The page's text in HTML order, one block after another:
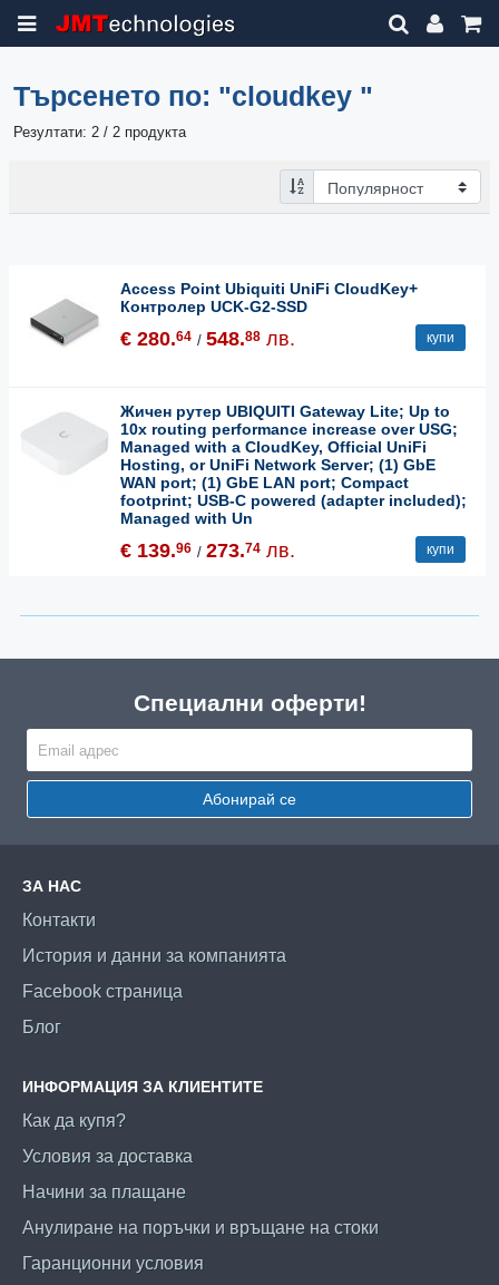
Търсенето по: "cloudkey "
Резултати: 2 / 2 продукта
Access Point Ubiquiti UniFi CloudKey+
Контролер UCK-G2-SSD
€ 280.64 / 548.88 лв. купи
Жичен рутер UBIQUITI Gateway Lite; Up to
10x routing performance increase over USG;
Managed with a CloudKey, Official UniFi
Hosting, or UniFi Network Server; (1) GbE
WAN port; (1) GbE LAN port; Compact
footprint; USB-C powered (adapter included);
Managed with Un
€ 139.96 / 273.74 лв. купи
Специални оферти!
Абонирай се
ЗА НАС
Контакти
История и данни за компанията
Facebook страница
Блог
ИНФОРМАЦИЯ ЗА КЛИЕНТИТЕ
Как да купя?
Условия за доставка
Начини за плащане
Анулиране на поръчки и връщане на стоки
Гаранционни условия